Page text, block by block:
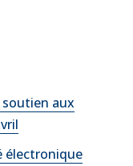
aux
électronique